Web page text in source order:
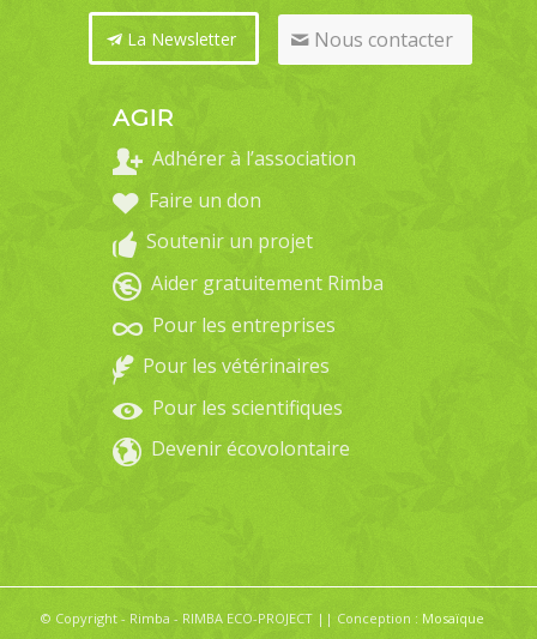
La Newsletter Nous contacter
AGIR
Adhérer à l’association
Faire un don
Soutenir un projet
Aider gratuitement Rimba
Pour les entreprises
Pour les vétérinaires
Pour les scientifiques
Devenir écovolontaire
© Copyright - Rimba - RIMBA ECO-PROJECT || Conception : Mosaïque